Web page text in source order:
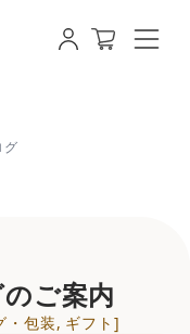
ングのご案内 | 【
グ
ご案内
・包装, ギフト ]